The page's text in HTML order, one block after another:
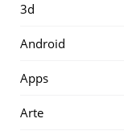
3d
Android
Apps
Arte